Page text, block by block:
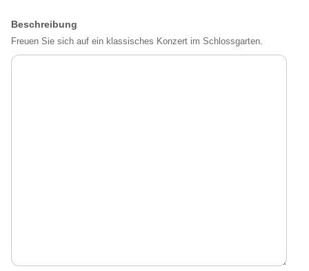
Beschreibung
Freuen Sie sich auf ein klassisches Konzert im Schlossgarten.